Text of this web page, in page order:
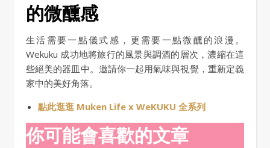
的微醺感
生活需要一點儀式感，更需要一點微醺的浪漫。
Wekuku 成功地將旅行的風景與調酒的層次，濃縮在這
些絕美的器皿中。邀請你一起用氣味與視覺，重新定義
家中的美好角落。
點此逛逛 Muken Life x WeKUKU 全系列
你可能會喜歡的文章